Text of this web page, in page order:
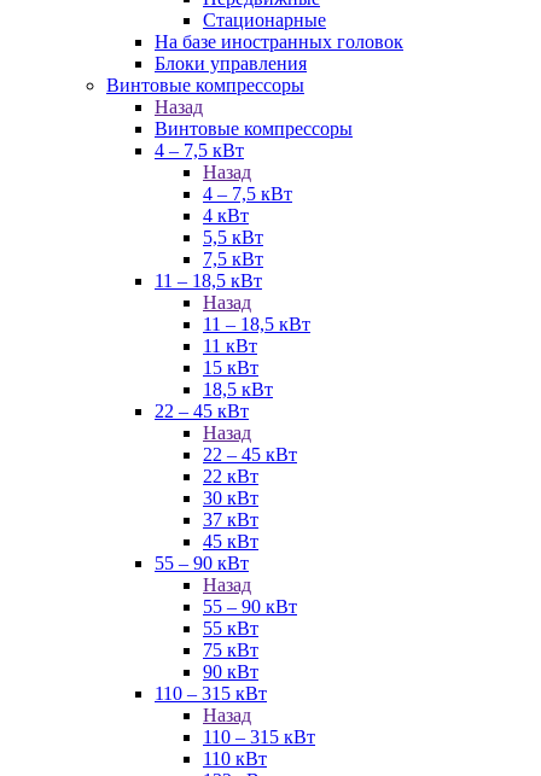
Стационарные
На базе иностранных головок
Блоки управления
Винтовые компрессоры
Назад
Винтовые компрессоры
4 – 7,5 кВт
Назад
4 – 7,5 кВт
4 кВт
5,5 кВт
7,5 кВт
11 – 18,5 кВт
Назад
11 – 18,5 кВт
11 кВт
15 кВт
18,5 кВт
22 – 45 кВт
Назад
22 – 45 кВт
22 кВт
30 кВт
37 кВт
45 кВт
55 – 90 кВт
Назад
55 – 90 кВт
55 кВт
75 кВт
90 кВт
110 – 315 кВт
Назад
110 – 315 кВт
110 кВт